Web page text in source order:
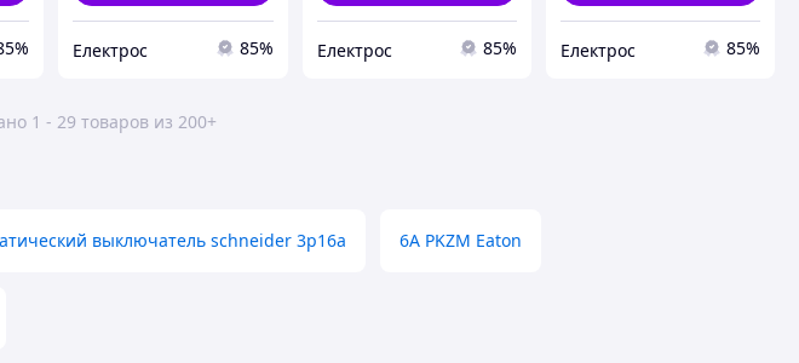
Електрос 85% Електрос 85% Електрос 85%
1 - 29 товаров из 200+
выключатель schneider 3р16а 6A PKZM Eaton